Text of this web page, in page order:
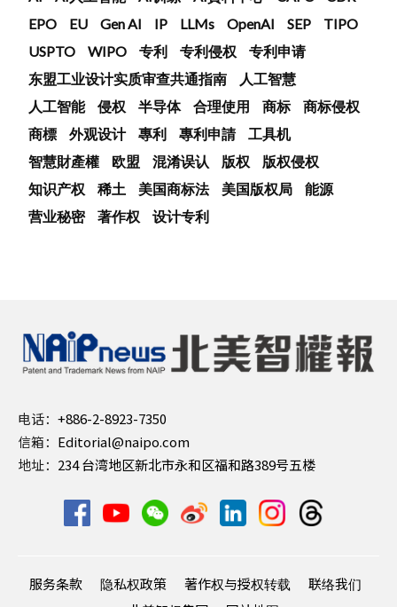
EPO
EU Gen AI IP LLMs OpenAI SEP
TIPO
USPTO
WIPO 专利 专利侵权
专利申请
东盟工业设计实质审查共通指南
人工智慧
人工智能
侵权 半导体 合理使用 商标
商标侵权
商標
外观设计 專利 專利申請
工具机
智慧財產權
欧盟 混淆误认 版权
版权侵权
知识产权
稀土 美国商标法 美国版权局
能源
营业秘密
著作权 设计专利
电话： +886-2-8923-7350
信箱： Editorial@naipo.com
地址： 234 台湾地区新北市永和区福和路389号五楼
服务条款 隐私权政策 著作权与授权转载
联络我们